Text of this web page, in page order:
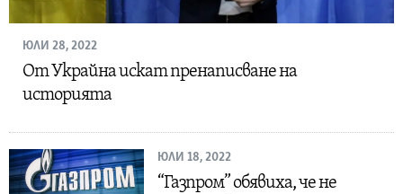
ЮЛИ 28, 2022
От Украйна искат пренаписване на
историята
ЮЛИ 18, 2022
“Газпром” обявиха, че не